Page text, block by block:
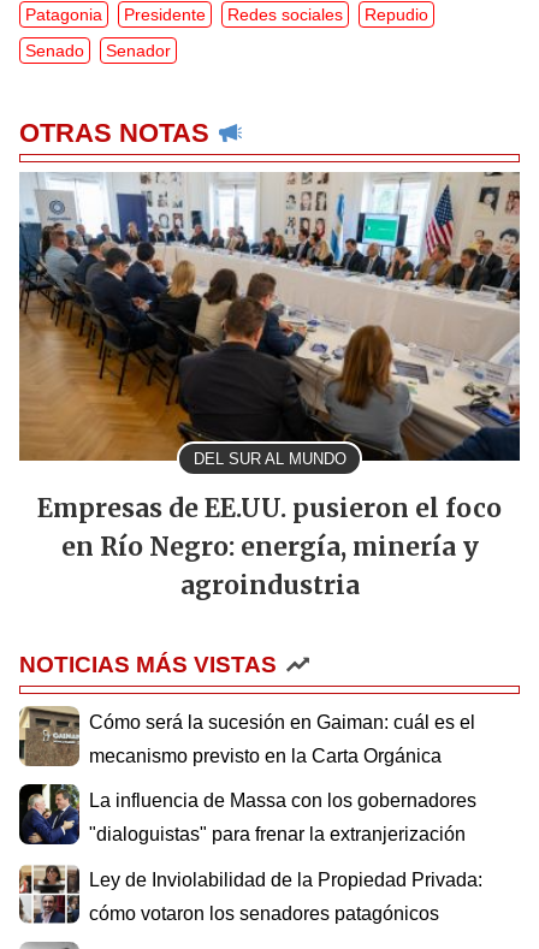
Patagonia
Presidente Redes sociales
Repudio
Senado
Senador
OTRAS NOTAS
DEL SUR AL MUNDO
Empresas de EE.UU. pusieron el foco
en Río Negro: energía, minería y
agroindustria
NOTICIAS MÁS VISTAS
Cómo será la sucesión en Gaiman: cuál es el
mecanismo previsto en la Carta Orgánica
La influencia de Massa con los gobernadores
"dialoguistas" para frenar la extranjerización
Ley de Inviolabilidad de la Propiedad Privada:
cómo votaron los senadores patagónicos